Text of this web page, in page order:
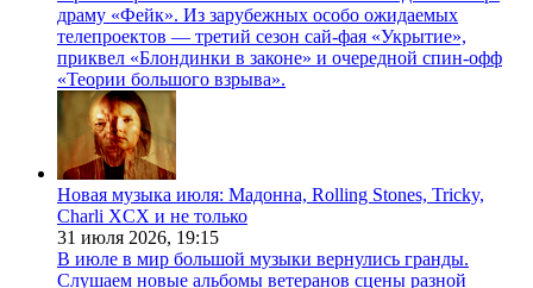
драму «Фейк». Из зарубежных особо ожидаемых
телепроектов — третий сезон сай-фая «Укрытие»,
приквел «Блондинки в законе» и очередной спин-офф
«Теории большого взрыва».
Новая музыка июля: Мадонна, Rolling Stones, Tricky,
Charli XCX и не только
31 июля 2026, 19:15
В июле в мир большой музыки вернулись гранды.
Слушаем новые альбомы ветеранов сцены разной